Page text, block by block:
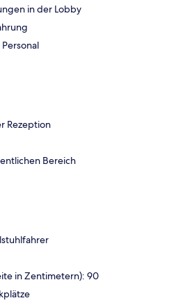
in der Lobby
Rezeption
Bereich
in Zentimetern): 90